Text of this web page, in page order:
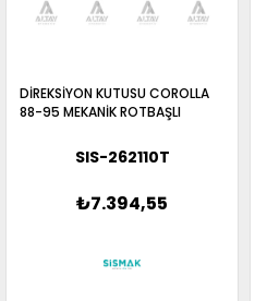
DİREKSİYON KUTUSU COROLLA
88-95 MEKANİK ROTBAŞLI
SIS-262110T
₺7.394,55